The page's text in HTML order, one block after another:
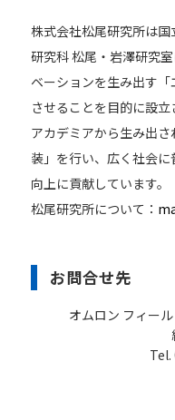
株式会社松尾研究所は
研究科 松尾・岩澤研究
ベーションを生み出す
させることを目的に設立
アカデミアから生み出
装」を行い、広く社会
向上に貢献しています。
松尾研究所について：
お問合せ先
オムロン フィー